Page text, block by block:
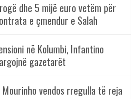
dhe 5 mijë euro vetëm për
e çmendur e Salah
në Kolumbi, Infantino
gazetarët
Mourinho vendos rregulla të reja